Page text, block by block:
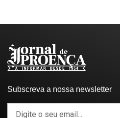
Subscreva a nossa newsletter